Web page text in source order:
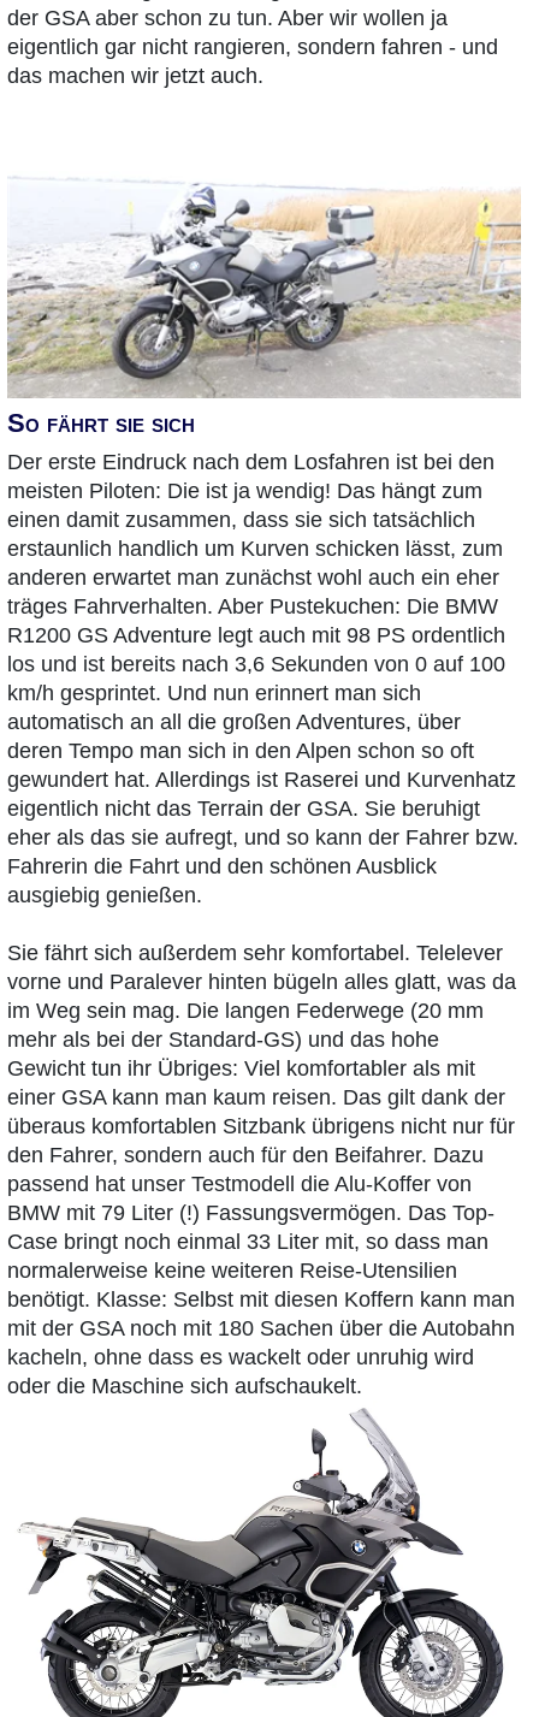
der GSA aber schon zu tun. Aber wir wollen ja
eigentlich gar nicht rangieren, sondern fahren - und
das machen wir jetzt auch.
So fährt sie sich
Der erste Eindruck nach dem Losfahren ist bei den
meisten Piloten: Die ist ja wendig! Das hängt zum
einen damit zusammen, dass sie sich tatsächlich
erstaunlich handlich um Kurven schicken lässt, zum
anderen erwartet man zunächst wohl auch ein eher
träges Fahrverhalten. Aber Pustekuchen: Die BMW
R1200 GS Adventure legt auch mit 98 PS ordentlich
los und ist bereits nach 3,6 Sekunden von 0 auf 100
km/h gesprintet. Und nun erinnert man sich
automatisch an all die großen Adventures, über
deren Tempo man sich in den Alpen schon so oft
gewundert hat. Allerdings ist Raserei und Kurvenhatz
eigentlich nicht das Terrain der GSA. Sie beruhigt
eher als das sie aufregt, und so kann der Fahrer bzw.
Fahrerin die Fahrt und den schönen Ausblick
ausgiebig genießen.
Sie fährt sich außerdem sehr komfortabel. Telelever
vorne und Paralever hinten bügeln alles glatt, was da
im Weg sein mag. Die langen Federwege (20 mm
mehr als bei der Standard-GS) und das hohe
Gewicht tun ihr Übriges: Viel komfortabler als mit
einer GSA kann man kaum reisen. Das gilt dank der
überaus komfortablen Sitzbank übrigens nicht nur für
den Fahrer, sondern auch für den Beifahrer. Dazu
passend hat unser Testmodell die Alu-Koffer von
BMW mit 79 Liter (!) Fassungsvermögen. Das Top-
Case bringt noch einmal 33 Liter mit, so dass man
normalerweise keine weiteren Reise-Utensilien
benötigt. Klasse: Selbst mit diesen Koffern kann man
mit der GSA noch mit 180 Sachen über die Autobahn
kacheln, ohne dass es wackelt oder unruhig wird
oder die Maschine sich aufschaukelt.